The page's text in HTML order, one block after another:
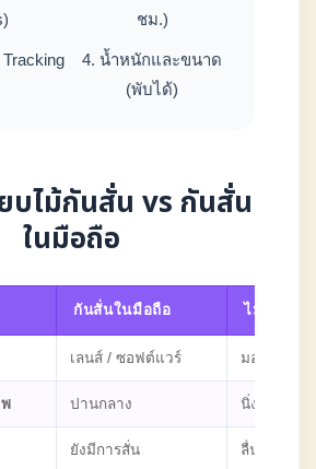
ชม.)
4. น้ำหนักและขนาด
(พับได้)
บไม้กันสั่น vs กันสั่น
ในมือถือ
กันสั่นในมือถือ ไม้กันสั่นมื
เลนส์ / ซอฟต์แวร์ มอเตอร์ 3
ปานกลาง นิ่งมาก
ยังมีการสั่น ลื่นเหมือน